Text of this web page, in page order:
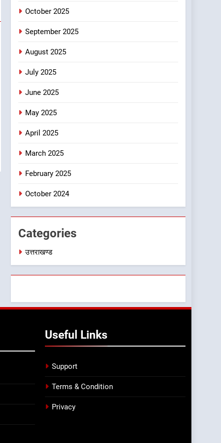
8
October 2025
September 2025
August 2025
July 2025
June 2025
May 2025
April 2025
March 2025
February 2025
October 2024
Categories
उत्तराखण्ड
Useful Links
Support
Terms & Condition
Privacy